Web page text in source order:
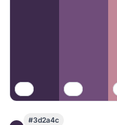
#3d2a4c